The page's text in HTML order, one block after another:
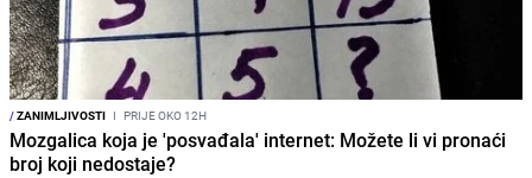
/ZANIMLJIVOSTI I PRIJE OKO 12H
Mozgalica koja je 'posvađala' internet: Možete li vi pronaći
broj koji nedostaje?